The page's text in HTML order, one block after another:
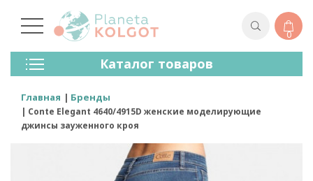
0
Каталог товаров
Колготки
Чулки
Лосины (леггинсы)
Носки И Гольфы
Главная Бренды
Conte Elegant 4640/4915D женские моделирующие
джинсы зауженного кроя